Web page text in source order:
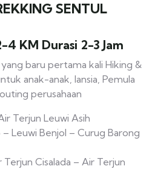
SENTUL
KM Durasi 2-3 Jam
baru pertama kali Hiking &
anak-anak, lansia, Pemula
perusahaan
Terjun Leuwi Asih
Leuwi Benjol – Curug Barong
Cisalada – Air Terjun